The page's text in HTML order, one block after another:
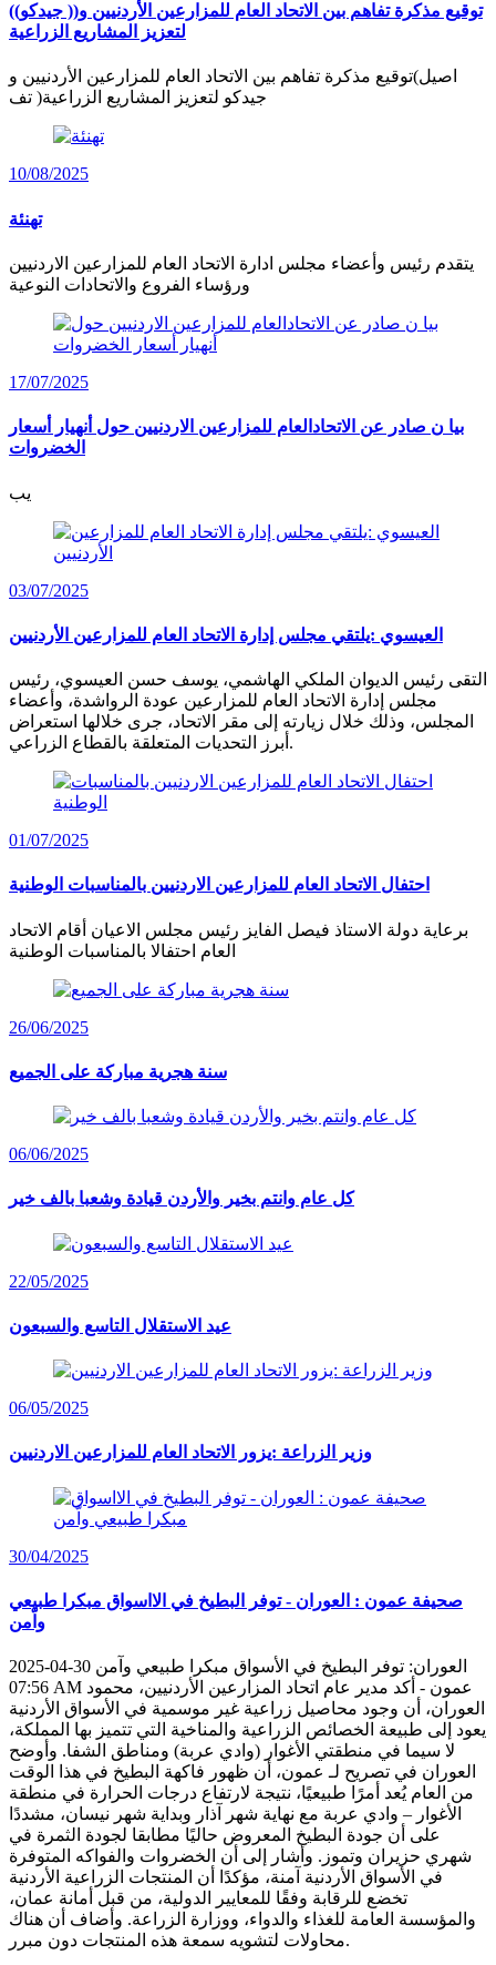
توقيع مذكرة تفاهم بين الاتحاد العام للمزارعين الأردنيين و(( جيدكو))
لتعزيز المشاريع الزراعية
اصيل)توقيع مذكرة تفاهم بين الاتحاد العام للمزارعين الأردنيين و
جيدكو لتعزيز المشاريع الزراعية( تف
10/08/2025
تهنئة
يتقدم رئيس وأعضاء مجلس ادارة الاتحاد العام للمزارعين الاردنيين
ورؤساء الفروع والاتحادات النوعية
17/07/2025
بيا ن صادر عن الاتحادالعام للمزارعين الاردنيين حول أنهيار أسعار
الخضروات
يب
03/07/2025
العيسوي :يلتقي مجلس إدارة الاتحاد العام للمزارعين الأردنيين
التقى رئيس الديوان الملكي الهاشمي، يوسف حسن العيسوي، رئيس
مجلس إدارة الاتحاد العام للمزارعين عودة الرواشدة، وأعضاء
المجلس، وذلك خلال زيارته إلى مقر الاتحاد، جرى خلالها استعراض
أبرز التحديات المتعلقة بالقطاع الزراعي.
01/07/2025
احتفال الاتحاد العام للمزارعين الاردنيين بالمناسبات الوطنية
برعاية دولة الاستاذ فيصل الفايز رئيس مجلس الاعيان أقام الاتحاد
العام احتفالا بالمناسبات الوطنية
26/06/2025
سنة هجرية مباركة على الجميع
06/06/2025
كل عام وانتم بخير والأردن قيادة وشعبا بالف خير
22/05/2025
عيد الاستقلال التاسع والسبعون
06/05/2025
وزير الزراعة :يزور الاتحاد العام للمزارعين الاردنيين
30/04/2025
صحيفة عمون : العوران - توفر البطيخ في الااسواق مبكرا طبيعي
واّمن
العوران: توفر البطيخ في الأسواق مبكرا طبيعي وآمن 30-04-2025
07:56 AM عمون - أكد مدير عام اتحاد المزارعين الأردنيين، محمود
العوران، أن وجود محاصيل زراعية غير موسمية في الأسواق الأردنية
يعود إلى طبيعة الخصائص الزراعية والمناخية التي تتميز بها المملكة،
لا سيما في منطقتي الأغوار (وادي عربة) ومناطق الشفا. وأوضح
العوران في تصريح لـ عمون، أن ظهور فاكهة البطيخ في هذا الوقت
من العام يُعد أمرًا طبيعيًا، نتيجة لارتفاع درجات الحرارة في منطقة
الأغوار – وادي عربة مع نهاية شهر آذار وبداية شهر نيسان، مشددًا
على أن جودة البطيخ المعروض حاليًا مطابقا لجودة الثمرة في
شهري حزيران وتموز. وأشار إلى أن الخضروات والفواكه المتوفرة
في الأسواق الأردنية آمنة، مؤكدًا أن المنتجات الزراعية الأردنية
تخضع للرقابة وفقًا للمعايير الدولية، من قبل أمانة عمان،
والمؤسسة العامة للغذاء والدواء، ووزارة الزراعة. وأضاف أن هناك
محاولات لتشويه سمعة هذه المنتجات دون مبرر.